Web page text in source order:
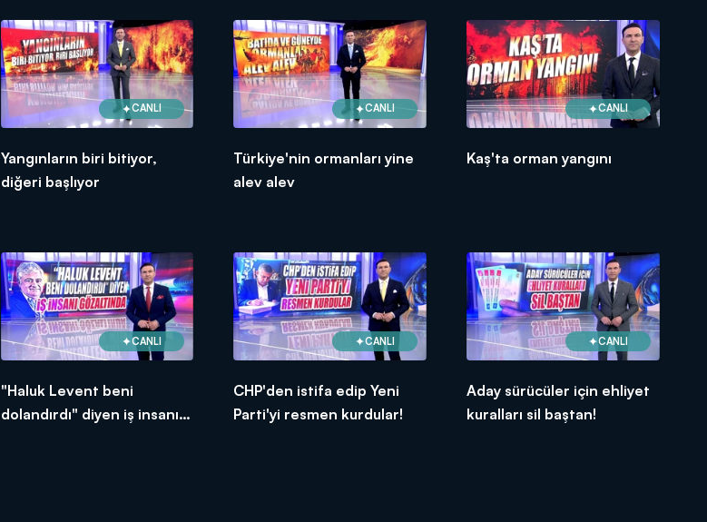
CANLI
Yangınların biri bitiyor,
diğeri başlıyor
CANLI
Türkiye'nin ormanları yine
alev alev
CANLI
Kaş'ta orman yangını
CANLI
"Haluk Levent beni
dolandırdı" diyen iş insanı
CANLI
CHP'den istifa edip Yeni
Parti'yi resmen kurdular!
CANLI
Aday sürücüler için ehliyet
kuralları sil baştan!